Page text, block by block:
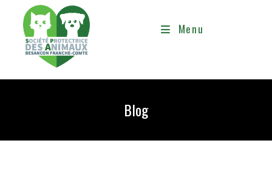
Menu
Blog